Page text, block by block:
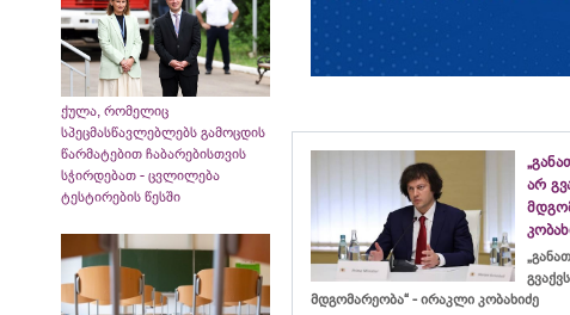
ქულა, რომელიც
სპეცმასწავლებლებს გამოცდის
წარმატებით ჩაბარებისთვის
სჭირდებათ - ცვლილება
ტესტირების წესში
არ
მდგომარეობა“ - ირაკლი კობახიძე